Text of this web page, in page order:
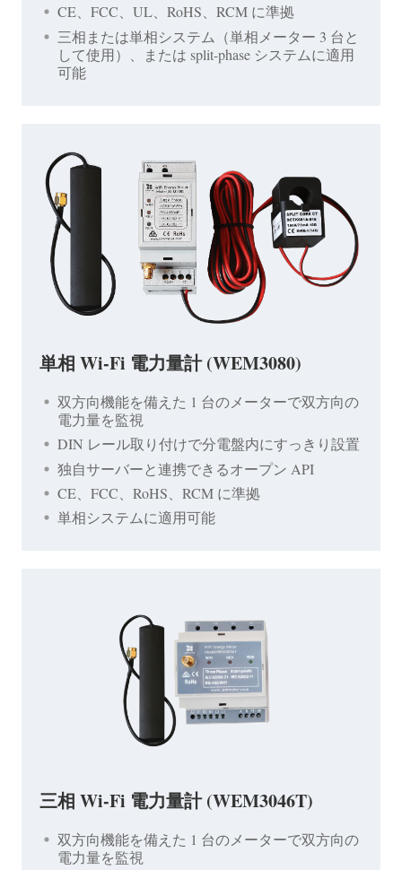
CE、FCC、UL、RoHS、RCM に準拠
三相または単相システム（単相メーター 3 台と
して使用）、または split-phase システムに適用
可能
単相 Wi-Fi 電力量計 (WEM3080)
双方向機能を備えた 1 台のメーターで双方向の
電力量を監視
DIN レール取り付けで分電盤内にすっきり設置
独自サーバーと連携できるオープン API
CE、FCC、RoHS、RCM に準拠
単相システムに適用可能
三相 Wi-Fi 電力量計 (WEM3046T)
双方向機能を備えた 1 台のメーターで双方向の
電力量を監視